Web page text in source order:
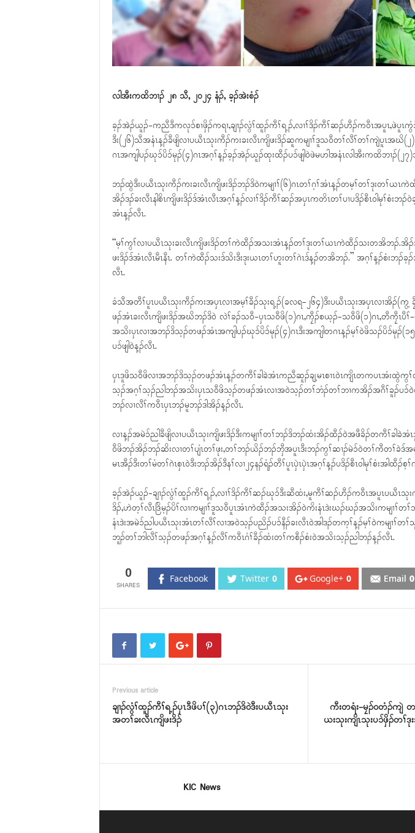
လါအီးကထိဘၢၣ် ၂၈ သီ, ၂၀၂၄ နံၣ်, ခ့ၣ်အဲးစံၣ်
ခ့ၣ်အဲၣ်ယူၣ်-ကညီဒီကလုၥ်စၢဖှိၣ်ကရၢ,ချၢၣ်လွံၢ်ထူၣ်ကီၢ်ရ့ၣ်,လၢၢ်ဒိၣ်ကီၢ်ဆၣ်ဟီၣ်ကဝီၤအပူၤ,ဖဲပူၤ
ဒီး(၂၆)သီအနံၤန့ၣ်ခီဖျိလၢပယီၤသုးကီၣ်ကးခးလီၤကျိဖးဒိၣ်ဆူကမျၢၢ်ဒူသဝီတၢ်လီၢ်တၢ်ကျဲပူၤအဃိ(
ဂၤအကျါပၣ်ဃုၥ်ပိၥ်မုၣ်(၄)ဂၤအဂ့ၢ်န့ၣ်ခ့ၣ်အဲၣ်ယူၣ်ထုးထီၣ်ပၥ်ဖျါဝဲဖဲမဟါအနံၤလါအီးကထိဘၢၣ်(၂၇
ဘၣ်ထွဲဒီးပယီၤသုးကီၣ်ကးခးလီၤကျိဖးဒိၣ်ဘၣ်ဒိဝဲကမျၢၢ်(၆)ဂၤတၢ်ဂ့ၢ်အံၤန့ၣ်တမ့ၢ်တၢ်ဒုးတၢ်ယ
အိၣ်ဒၣ်ခးလီၤနါစိၤကျိဖးဒိၣ်ဒ်အံၤလီၤအဂ့ၢ်န့ၣ်လၢၢ်ဒိၣ်ကီၢ်ဆၣ်အပှၤကတိၤတၢ်ပၢပဒိၣ်စီၤဝါမုၢ်စံး
အံၤန့ၣ်လီၤ.
“မ့ၢ်ကွၢ်လၢပယီၤသုးခးလီၤကျိဖးဒိၣ်တၢ်ကဲထီၣ်အသးအံၤန့ၣ်တၢ်ဒုးတၢ်ယၤကဲထီၣ်သးတအိဘၣ်.အိၣ်
ဖးဒိၣ်ဒ်အံၤလီၤမီၤနီၤ. တၢ်ကဲထီၣ်သးဒ်သိးဒီးဒုးယၤတၢ်ဟူးတၢ်ဂဲၤဒ်န့ၣ်တအိဘၣ်.” အဂ့ၢ်န့ၣ်စံးဘ
လီၤ.
ခံသီအတီၢ်ပူၤပယီၤသုးကီၣ်ကးအပှၤလၢအမ့ၢ်ခီၣ်သုးရ့ၣ်(ခလရ-၂၆၄)ဒီးပယီၤသုးအပှၤလၢအိၣ်(ကွ့
ဖၣ်အံၤခးလီၤကျိဖးဒိၣ်အဃိဘၣ်ဒိဝဲ လဲၢ်ခၣ်သဝီ-ပှၤသဝီဖိ(၁)ဂၤ,ကၠီၣ်စယ့ၣ်-သဝီဖိ(၁)ဂၤ,တီကၠီၤပီၢ်-
အသိးပှၤလၢအဘၣ်ဒိသ့ၣ်တဖၣ်အံၤအကျါပၣ်ဃုၥ်ပိၥ်မုၣ်(၄)ဂၤဒီးအကျါတဂၤန့ၣ်မ့ၢ်ဝဲဖိသၣ်ပိၥ်မုၣ်(၁၅)
ပၥ်ဖျါဝဲန့ၣ်လီၤ.
ပှၤဒူဖိသဝီဖိလၢအဘၣ်ဒိသ့ၣ်တဖၣ်အံၤန့ၣ်တကီၢ်ခါခဲအံၤကညီဆူၣ်ချ့မၤစၢၤဝဲၤကျိၤတကပၤအံးထွဲကွၢ်
သ့ၣ်အဂ့ၢ်သ့ၣ်ညါဘၣ်အသိးပှၤသဝီဖိသ့ၣ်တဖၣ်အံၤလၢအဝဲသ့ၣ်တၢ်ဘံၣ်တၢ်ဘၢကအိၣ်အဂီၢ်ခူၣ်ပၥ်ဝဲ
ဘၣ်လၢလီၢ်ကဝီၤပှၤဘၣ်မူဘၣ်ဒါအိၣ်န့ၣ်လီၤ.
လၢန့ၣ်အမဲၥ်ညါခီဖျိလၢပယီၤသုးကျိဖးဒိၣ်ဒီးကမျၢၢ်တၢ်ဘၣ်ဒိဘၣ်ထံးအိၣ်ထီၣ်ဝဲအဖီခိၣ်တကီၢ်ခါခဲ
ဝီဖိဘၣ်အိၣ်ဘၣ်ဆိးလၢတၢ်ပျံၤတၢ်ဖုး,တၢ်ဘၣ်ယိၣ်ဘၣ်ဘှီအပူၤဒီးဘၣ်ကွၢ်ဆၢၣ်မဲၥ်ဝဲတၢ်ကီတၢ်ခဲဒ်အ
မၤအီၣ်ဒီးတၢ်မံတၢ်ဂဲၤစှၤဝဲဒီးဘၣ်အိၣ်ဒီနၢ်လၢ၂၄နၣ်ရံၣ်တီၢ်ပူၤပှဲၤပှဲၤအဂ့ၢ်န့ၣ်ပဒိၣ်စီၤဝါမုၢ်စံးအါထီၣ်စ့
ခ့ၣ်အဲၣ်ယူၣ်-ချၢၣ်လွံၢ်ထူၣ်ကီၢ်ရ့ၣ်,လၢၢ်ဒိၣ်ကီၢ်ဆၣ်ဃုၥ်ဒီးဆီထံး,မူကီၢ်ဆၣ်ဟီၣ်ကဝီၤအပူၤပယီၤသုး
ဒိၣ်,ဟဲတ့ၢ်လီၤဒြိမ့ၣ်ပိၢ်လၢကမျၢၢ်ဒူသဝီပူၤအံၤကဲထီၣ်အသးအိၣ်ဝဲကိးနံၤဒဲးဃၣ်ဃၣ်အသိးကမျၢၢ်တ
နံၤဒဲးအမဲၥ်ညါပယီၤသုးအံၤတၢ်လီၢ်လၢအဝဲသ့ၣ်ပညိၣ်ပၥ်နီၣ်ခးလီၤဝဲအါဒၣ်တက့ၢ်န့ၣ်မ့ၢ်ဝဲကမျၢၢ်
ဘူၣ်တၢ်ဘါလီၢ်သ့ၣ်တဖၣ်အဂ့ၢ်န့ၣ်လီၢ်ကဝီၤဂံၢ်ခီၣ်ထံးတၢ်ကစီၣ်စံးဝဲအသိးသ့ၣ်ညါဘၣ်န့ၣ်လီၤ.
0 Facebook Twitter 0 Google+ 0 Email 0
Previous article
ချၢၣ်လွံၢ်ထူၣ်ကီၢ်ရ့ၣ်ပှၤဒီဖိပၢ်(၃)ဂၤဘၣ်ဒိဝဲဒီးပယီၤသုး
အတၢ်ခးလီၤကျိဖးဒိၣ်
ကီးတရံး-မၠၣ်၀တံၣ်ကျဲ တ
ယးသုးကျိၤသုးပၥ်ဖှိၣ်တၢ်ဒု
KIC News